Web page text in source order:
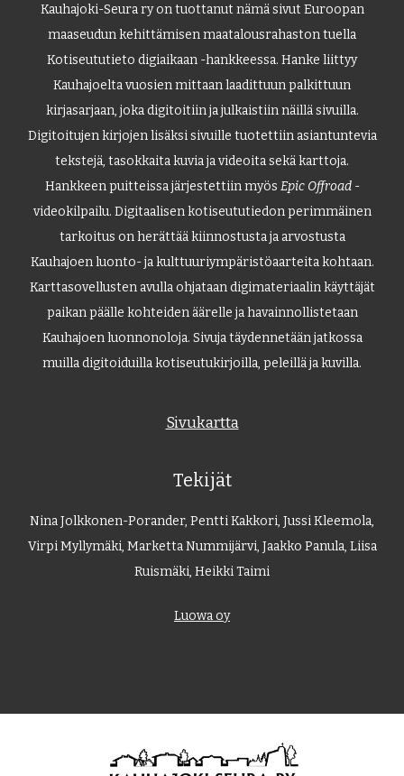
Kauhajoki-Seura ry on tuottanut nämä sivut Euroopan
maaseudun kehittämisen maatalousrahaston tuella
Kotiseututieto digiaikaan -hankkeessa. Hanke liittyy
Kauhajoelta vuosien mittaan laadittuun palkittuun
kirjasarjaan, joka digitoitiin ja julkaistiin näillä sivuilla.
Digitoitujen kirjojen lisäksi sivuille tuotettiin asiantuntevia
tekstejä, tasokkaita kuvia ja videoita sekä karttoja.
Hankkeen puitteissa järjestettiin myös Epic Offroad-
videokilpailu. Digitaalisen kotiseututiedon perimmäinen
tarkoitus on herättää kiinnostusta ja arvostusta
Kauhajoen luonto- ja kulttuuriympäristöaarteita kohtaan.
Karttasovellusten avulla ohjataan digimateriaalin käyttäjät
paikan päälle kohteiden äärelle ja havainnollistetaan
Kauhajoen luonnonoloja. Sivuja täydennetään jatkossa
muilla digitoiduilla kotiseutukirjoilla, peleillä ja kuvilla.
Sivukartta
Tekijät
Nina Jolkkonen-Porander, Pentti Kakkori, Jussi Kleemola,
Virpi Myllymäki, Marketta Nummijärvi, Jaakko Panula, Liisa
Ruismäki, Heikki Taimi
Luowa oy